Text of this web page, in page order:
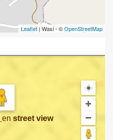
Leaflet | Wasi - ©OpenStreetMap
en street view